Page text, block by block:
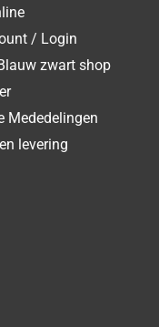
/ Login
zwart shop
Mededelingen
levering